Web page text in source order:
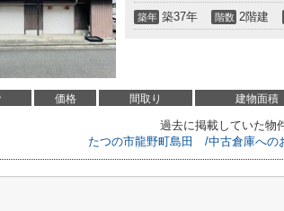
築年 築37年 階数 2階建
価格 間取り 建物面積
過去に掲載していた物
たつの市龍野町島田 /中古倉庫への